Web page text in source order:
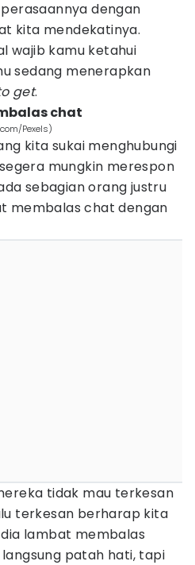
dengan
kita mendekatinya.
wajib kamu ketahui
sedang menerapkan
get.
chat
Pexels)
kita sukai menghubungi
mungkin merespon
sebagian orang justru
membalas chat dengan
tidak mau terkesan
terkesan berharap kita
lambat membalas
patah hati, tapi